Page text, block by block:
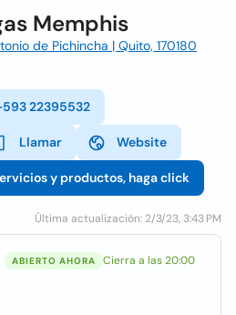
Memphis
de Pichincha | Quito, 170180
22395532
Llamar Website
y productos, haga click
Última actualización: 2/3/23, 3:43 PM
ABIERTO AHORA Cierra a las 20:00